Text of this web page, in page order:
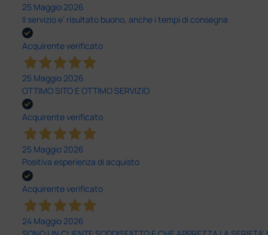
25 Maggio 2026
Il servizio e’ risultato buono, anche i tempi di consegna
Acquirente verificato
25 Maggio 2026
OTTIMO SITO E OTTIMO SERVIZIO
Acquirente verificato
25 Maggio 2026
Positiva esperienza di acquisto
Acquirente verificato
24 Maggio 2026